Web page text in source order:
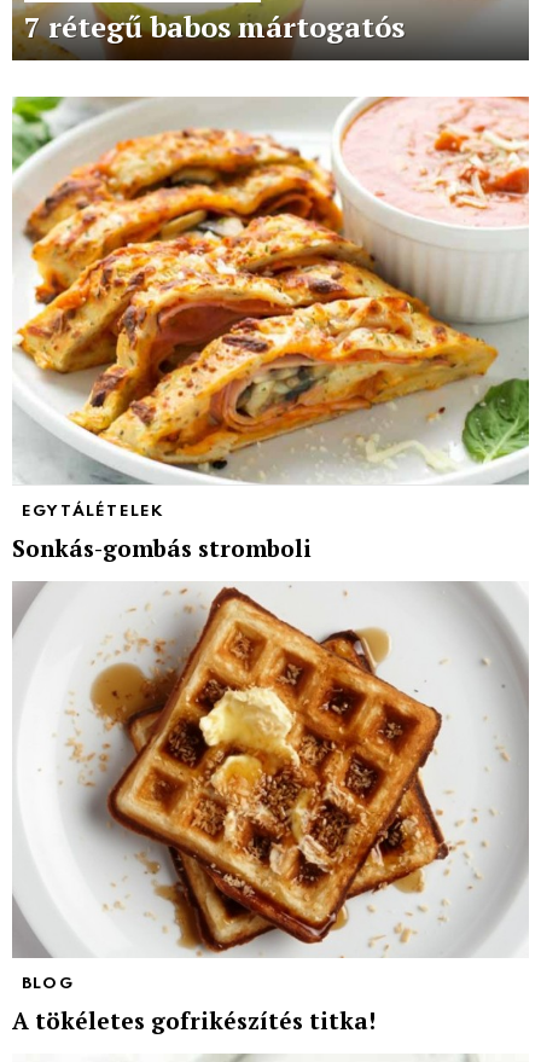
7 rétegű babos mártogatós
EGYTÁLÉTELEK
Sonkás-gombás stromboli
BLOG
A tökéletes gofrikészítés titka!